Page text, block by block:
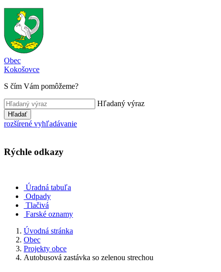
Obec
Kokošovce
S čím Vám pomôžeme?
Hľadaný výraz
Hľadať
rozšírené vyhľadávanie
Rýchle odkazy
Úradná tabuľa
Odpady
Tlačivá
Farské oznamy
Úvodná stránka
Obec
Projekty obce
Autobusová zastávka so zelenou strechou